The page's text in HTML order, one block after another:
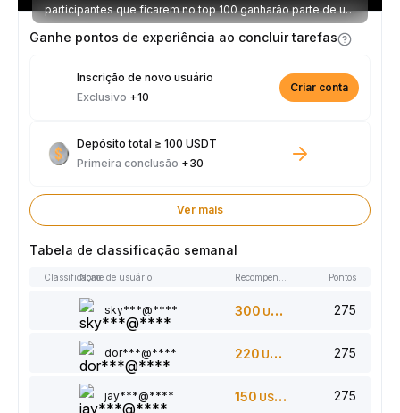
participantes que ficarem no top 100 ganharão parte de um
prêmio de 2.500 USDT toda semana.
Ganhe pontos de experiência ao concluir tarefas
Inscrição de novo usuário
Exclusivo +10
Criar conta
Depósito total ≥ 100 USDT
Primeira conclusão +30
Ver mais
Tabela de classificação semanal
ClassificaçãoNome de usuário Pontos
sky***@**** 300 USDT 275
dor***@**** 220 USDT 275
jay***@**** 150 USDT 275